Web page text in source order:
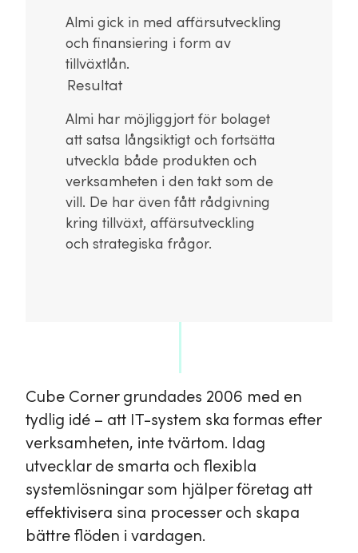
Almi gick in med affärsutveckling
och finansiering i form av
tillväxtlån.
Resultat
Almi har möjliggjort för bolaget
att satsa långsiktigt och fortsätta
utveckla både produkten och
verksamheten i den takt som de
vill. De har även fått rådgivning
kring tillväxt, affärsutveckling
och strategiska frågor.
Cube Corner grundades 2006 med en
tydlig idé – att IT-system ska formas efter
verksamheten, inte tvärtom. Idag
utvecklar de smarta och flexibla
systemlösningar som hjälper företag att
effektivisera sina processer och skapa
bättre flöden i vardagen.